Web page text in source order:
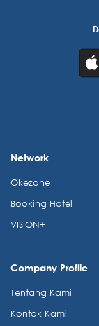
Network
Okezone
Booking Hotel
VISION+
Company Profile
Tentang Kami
Kontak Kami